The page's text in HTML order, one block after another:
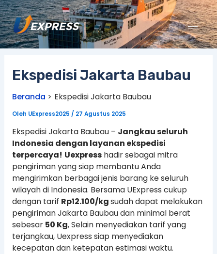
Lewati
ke
konten
Ekspedisi Jakarta Baubau
Beranda Ekspedisi Jakarta Baubau
Oleh UExpress2025 / 27 Agustus 2025
Ekspedisi Jakarta Baubau – Jangkau seluruh
Indonesia dengan layanan ekspedisi
terpercaya! Uexpresshadir sebagai mitra
pengiriman yang siap membantu Anda
mengirimkan berbagai jenis barang ke seluruh
wilayah di Indonesia. Bersama UExpress cukup
dengan tarif Rp12.100/kgsudah dapat melakukan
pengiriman Jakarta Baubau dan minimal berat
sebesar 50 Kg, Selain menyediakan tarif yang
terjangkau, Uexpress siap menyediakan
kecepatan dan ketepatan estimasi waktu.